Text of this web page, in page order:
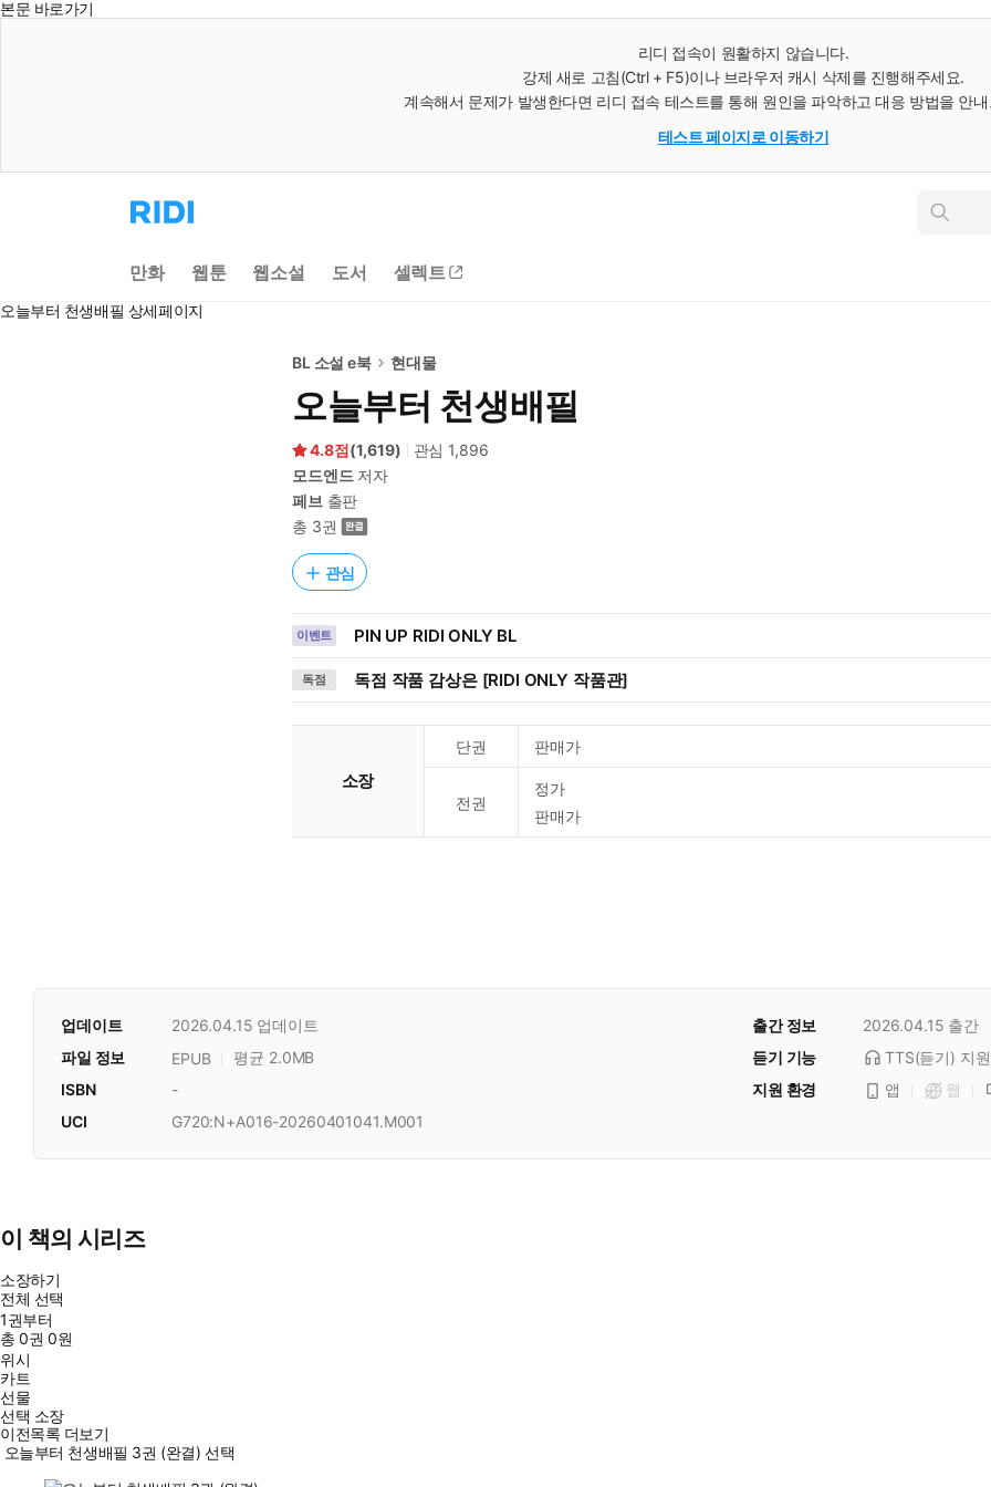
본문 바로가기
리디 접속이 원활하지 않습니다.
강제 새로 고침(Ctrl + F5)이나 브라우저 캐시 삭제를 진행해주세요.
계속해서 문제가 발생한다면 리디 접속 테스트를 통해 원인을 파악하고 대응 방법을 안
테스트 페이지로 이동하기
리
디
으
로
동
인
만화 웹툰 웹소설 도서 셀렉트
오늘부터 천생배필 상세페이지
BL 소설 e북 현대물
오늘부터 천생배필
4.8 (1,619) 관심 1,896
모드엔드 저자
페브 출판
총 3권
관심
이벤트 PIN UP RIDI ONLY BL
독점 독점 작품 감상은 [RIDI ONLY 작품관]
소장
단권 판매가
전권
정가
판매가
업데이트 2026.04.15 업데이트 출간 정보 2026.04.15 출간
듣기 기능
TTS(듣기) 지원
파일 정보 EPUB
평균 2.0MB
지원 환경
앱 웹
ISBN
-
UCI
G720:N+A016-20260401041.M001
이 책의 시리즈
소장하기
전체 선택
1권부터
총0권 0원
위시
카트
선물
선택 소장
이전목록 더보기
오늘부터 천생배필 3권 (완결) 선택